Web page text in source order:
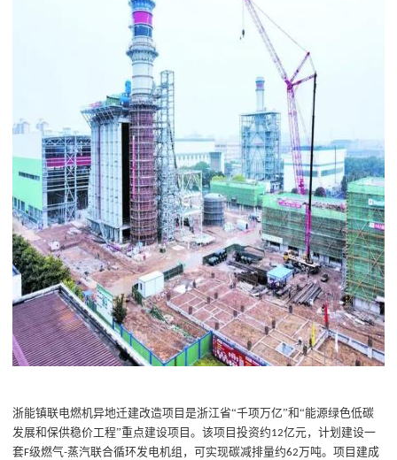
浙能镇联电燃机异地迁建改造项目是浙江省“千项万亿”和“能源绿色低碳
发展和保供稳价工程”重点建设项目。该项目投资约12亿元，计划建设一
套F级燃气-蒸汽联合循环发电机组，可实现碳减排量约62 万吨。项目建成